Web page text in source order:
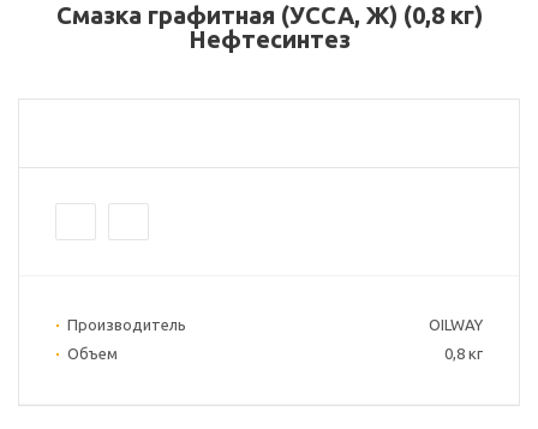
Смазка графитная (УССА, Ж) (0,8 кг)
Нефтесинтез
Производитель
OILWAY
Объем
0,8 кг